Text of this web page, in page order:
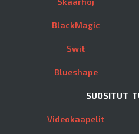
BlackMagic
Swit
Blueshape
SUOSITUT
Videokaapelit